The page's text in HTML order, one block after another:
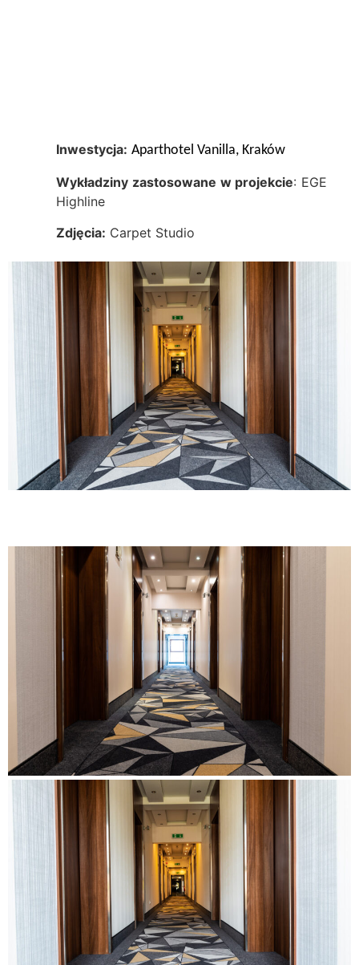
Inwestycja: Aparthotel Vanilla, Kraków
Wykładziny zastosowane w projekcie: EGE
Highline
Zdjęcia: Carpet Studio